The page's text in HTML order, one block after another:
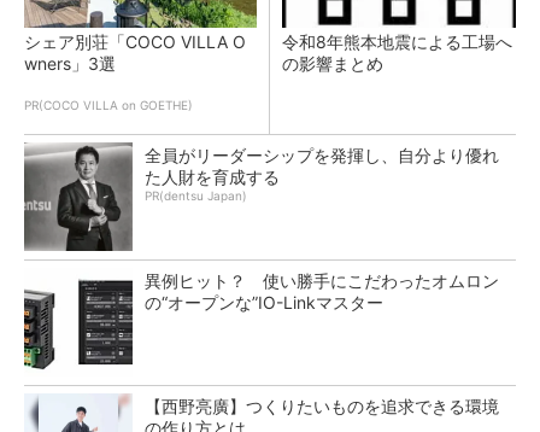
シェア別荘「COCO VILLA O
wners」3選
PR(COCO VILLA on GOETHE)
令和8年熊本地震による工場へ
の影響まとめ
全員がリーダーシップを発揮し、自分より優れ
た人財を育成する
PR(dentsu Japan)
異例ヒット？ 使い勝手にこだわったオムロン
の“オープンな”IO-Linkマスター
【西野亮廣】つくりたいものを追求できる環境
の作り方とは